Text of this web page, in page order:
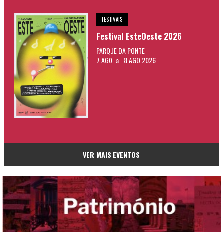
FESTIVAIS
Festival EsteOeste 2026
PARQUE DA PONTE
7 AGO a 8 AGO 2026
VER MAIS EVENTOS